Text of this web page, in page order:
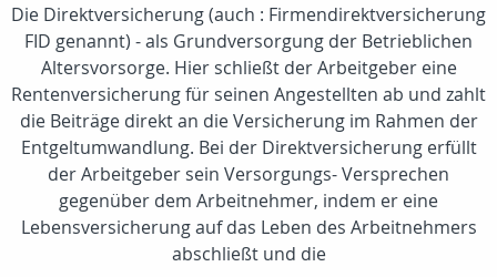
Die Direktversicherung (auch : Firmendirektversicherung
FID genannt) - als Grundversorgung der Betrieblichen
Altersvorsorge. Hier schließt der Arbeitgeber eine
Rentenversicherung für seinen Angestellten ab und zahlt
die Beiträge direkt an die Versicherung im Rahmen der
Entgeltumwandlung. Bei der Direktversicherung erfüllt
der Arbeitgeber sein Versorgungs- Versprechen
gegenüber dem Arbeitnehmer, indem er eine
Lebensversicherung auf das Leben des Arbeitnehmers
abschließt und die